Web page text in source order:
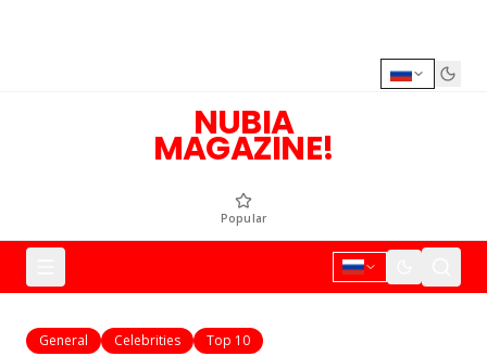
NUBIA
MAGAZINE!
Popular
General Celebrities Top 10